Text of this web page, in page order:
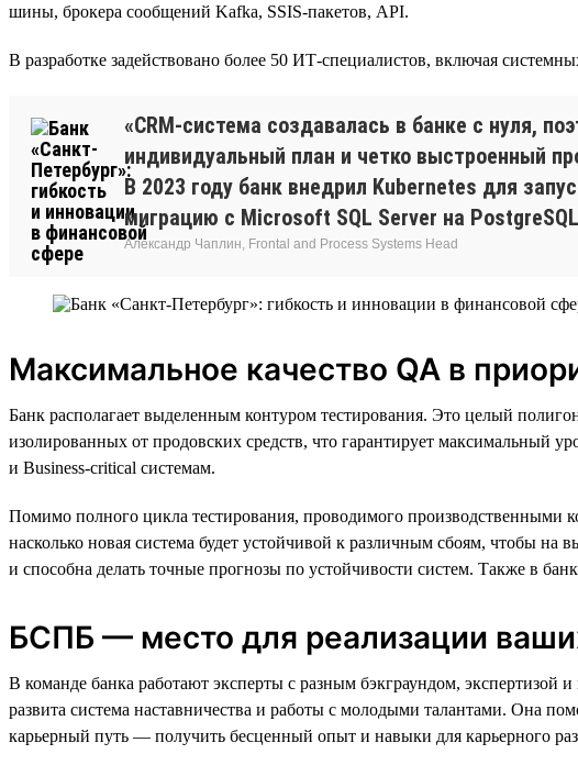
шины, брокера сообщений Kafka, SSIS-пакетов, API.
В разработке задействовано более 50 ИТ-специалистов, включая
«CRM-система создавалась в банке с нуля,
индивидуальный план и четко выстроенный
В 2023 году банк внедрил Kubernetes для
миграцию с Microsoft SQL Server на
Александр Чаплин, Frontal and Process Systems Head
Максимальное качество QA в
Банк располагает выделенным контуром тестирования. Это целый
изолированных от продовских средств, что гарантирует максимальный
и Business-critical системам.
Помимо полного цикла тестирования, проводимого производственными
насколько новая система будет устойчивой к различным сбоям, чтобы на
и способна делать точные прогнозы по устойчивости систем. Также в
БСПБ — место для реализации
В команде банка работают эксперты с разным бэкграундом,
развита система наставничества и работы с молодыми талантами. Она
карьерный путь — получить бесценный опыт и навыки для карьерного